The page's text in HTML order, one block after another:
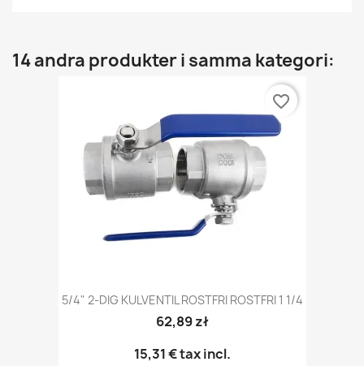
14 andra produkter i samma kategori:
5/4" 2-DIG KULVENTIL ROSTFRI ROSTFRI 1 1/4
62,89 zł
15,31 €tax incl.
favorite_border